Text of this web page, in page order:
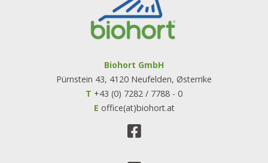
Biohort GmbH
Pürnstein 43, 4120 Neufelden, Østerrike
T +43 (0) 7282 / 7788 - 0
E office(at)biohort.at